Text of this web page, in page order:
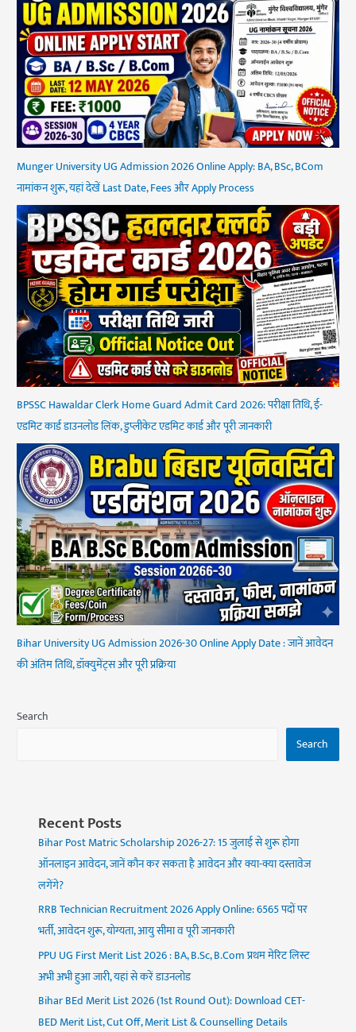
Munger University UG Admission 2026 Online Apply: BA, BSc, BCom
नामांकन शुरू, यहां देखें Last Date, Fees और Apply Process
BPSSC Hawaldar Clerk Home Guard Admit Card 2026: परीक्षा तिथि, ई-
एडमिट कार्ड डाउनलोड लिंक, डुप्लीकेट एडमिट कार्ड और पूरी जानकारी
Bihar University UG Admission 2026-30 Online Apply Date : जानें आवेदन
की अंतिम तिथि, डॉक्युमेंट्स और पूरी प्रक्रिया
Search
Search
Recent Posts
Bihar Post Matric Scholarship 2026-27: 15 जुलाई से शुरू होगा
ऑनलाइन आवेदन, जानें कौन कर सकता है आवेदन और क्या-क्या दस्तावेज
लगेंगे?
RRB Technician Recruitment 2026 Apply Online: 6565 पदों पर
भर्ती, आवेदन शुरू, योग्यता, आयु सीमा व पूरी जानकारी
PPU UG First Merit List 2026 : BA, B.Sc, B.Com प्रथम मेरिट लिस्ट
अभी अभी हुआ जारी, यहां से करें डाउनलोड
Bihar BEd Merit List 2026 (1st Round Out): Download CET-
BED Merit List, Cut Off, Merit List & Counselling Details